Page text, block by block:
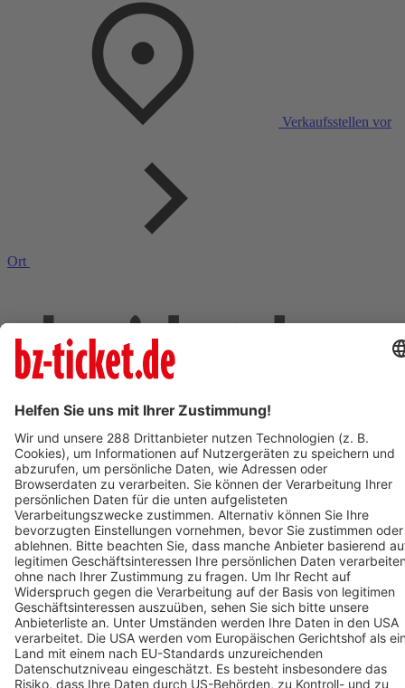
Verkaufsstellen vor
Ort
Deine Region. Deine Events.
BZ-Card schnapp.de Kontakt
Mediadaten Datenschutz Cookie-Einstellungen Impressum
+49 761 496 8888
Tickethotline Mo–Fr: 9–12 Uhr
System